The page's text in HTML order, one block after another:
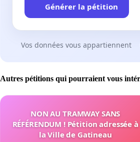
Générer la pétition
Vos données vous appartiennent
Autres pétitions qui pourraient vous
NON AU TRAMWAY SANS
RÉFÉRENDUM ! Pétition adressée à
la Ville de Gatineau